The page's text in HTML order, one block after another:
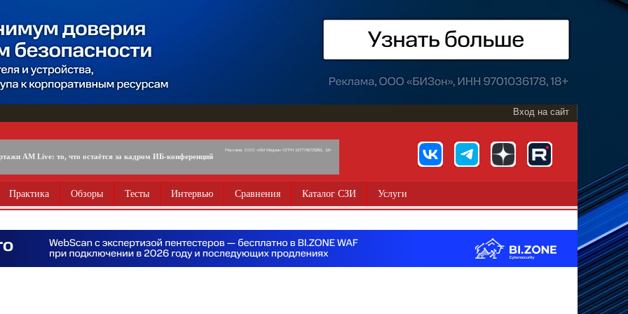
Вход на сайт
AM Live: то, что остаётся за кадром ИБ-конференций
Реклама. ООО «АМ Медиа» ОГРН 1077746725891, 18+
Практика Обзоры Тесты Интервью Сравнения Каталог СЗИ Услуги